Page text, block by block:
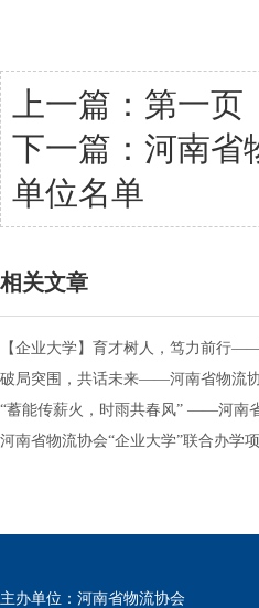
上一篇： 第一页
下一篇： 河南省
单位名单
相关文章
主办单位：河南省物流协会